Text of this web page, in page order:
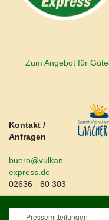
Zum Angebot für
Kontakt /
Anfragen
buero@vulkan-
express.de
02636 - 80 303